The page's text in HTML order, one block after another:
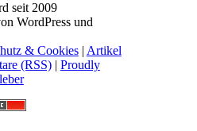
seit 2009
WordPress und
& Cookies| Artikel
(RSS)| Proudly